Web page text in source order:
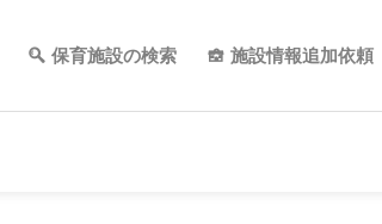
保育施設の検索 施設情報追加依頼